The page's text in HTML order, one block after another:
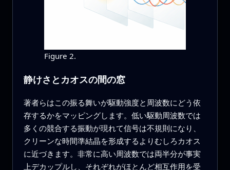
Figure 2.
静けさとカオスの間の窓
著者らはこの振る舞いが駆動強度と周波数にどう依
存するかをマッピングします。低い駆動周波数では
多くの競合する振動が現れて信号は不規則になり、
クリーンな時間準結晶を形成するよりむしろカオス
に近づきます。非常に高い周波数では両半分が事実
上デカップルし、それぞれがほとんど相互作用を受